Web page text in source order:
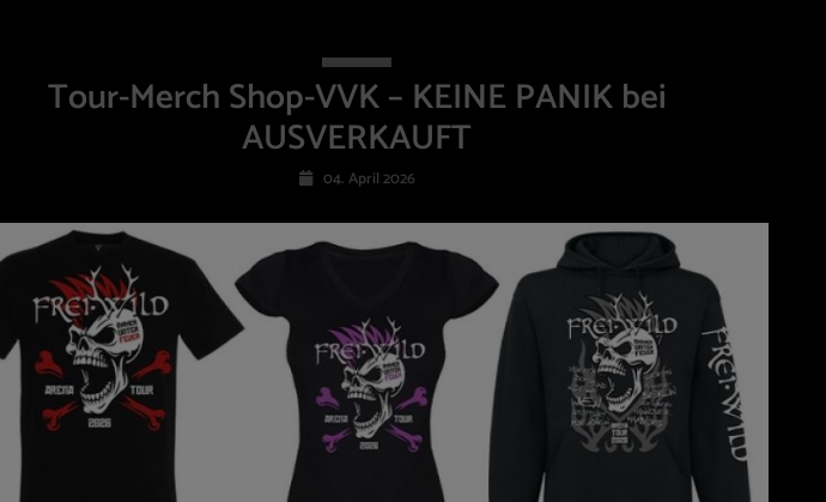
Tour-Merch Shop-VVK – KEINE PANIK bei
AUSVERKAUFT
04. April 2026